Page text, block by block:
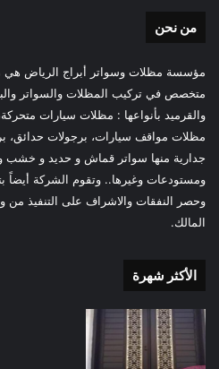
من نحن
مؤسسة مظلات وسواتر أبراج الرياض
متخصص في تركيب المظلات والسواتر
والقرميد بأنواعها : مظلات سيارات
مظلات مواقف سيارات، برجولات حدائق،
جدارية منها سواتر قماش و حديد و خشب
ومستودعات وغيرها.. وتقوم الشركة أيضاً
وحصر النفقات والاشراف على التنفيذ من
المالك.
الأكثر شهرة